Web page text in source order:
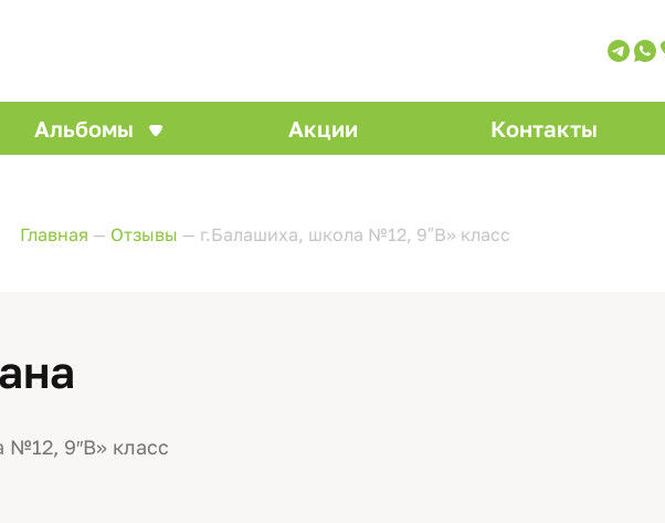
Альбомы Акции Контакты
Главная — Отзывы — г.Балашиха, школа №12, 9″В» класс
№12, 9″В» класс